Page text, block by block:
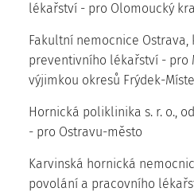
lékařství - pro Olomoucký
Fakultní nemocnice
preventivního lékařství - pro
výjimkou okresů Frýdek-
Hornická poliklinika s. r. o.,
- pro Ostravu-město
Karvinská hornická
povolání a pracovního